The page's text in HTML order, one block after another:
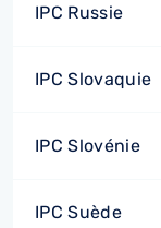
IPC Russie
IPC Slovaquie
IPC Slovénie
IPC Suède